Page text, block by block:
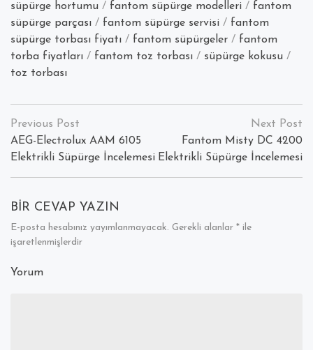
süpürge hortumu / fantom süpürge modelleri / fantom
süpürge parçası / fantom süpürge servisi / fantom
süpürge torbası fiyatı / fantom süpürgeler / fantom
torba fiyatları / fantom toz torbası / süpürge kokusu /
toz torbası
Yazı
dolaşımı
AEG-Electrolux AAM 6105
Elektrikli Süpürge İncelemesi
Fantom Misty DC 4200
Elektrikli Süpürge İncelemesi
BIR CEVAP YAZIN
E-posta hesabınız yayımlanmayacak. Gerekli alanlar * ile
işaretlenmişlerdir
Yorum